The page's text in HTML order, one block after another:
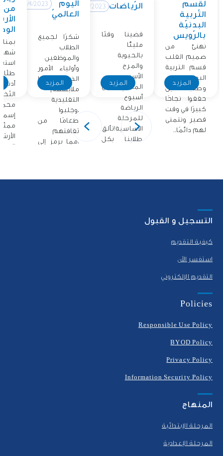
لقسم
التّربية
البدنيّة
بالرّويس
نهنئ من
صميم القلب
قسم التربية
البدنية
وطلابنا الذين
حققوا نجاحًا
كبيرًا في وقت
قصير ونتمنى
لهم دائمًا..
المزيد
الرّياضات 12/4/2023
قضينا وقتًا
مليئًا
بالحيوية
والمرح
الأسبوع
الماضي مع
أسبوع
الرياضة
للمرحلة
الأساسية!تألق
طلابنا بكل
المزيد
اليوم
العالميّ
12/4/2023
شكرًا لجميع
الطلاب
والموظفين
وأولياء الأمور
الذين ارتدوا
ملابسهم
التقليدية
،وجلبوا
طعامًا من
ثقافتهم
،مما يرمز إلى
المزيد
من
شهر
التسجيل و القبول
كيفية التقديم
استفسر الآن
التقديم الإلكتروني
Policies
Responsible Use Policy
BYOD Policy
Privacy Policy
Information Security Policy
المنهاج
المرحلة الإبتدائية
المرحلة الإعدادية